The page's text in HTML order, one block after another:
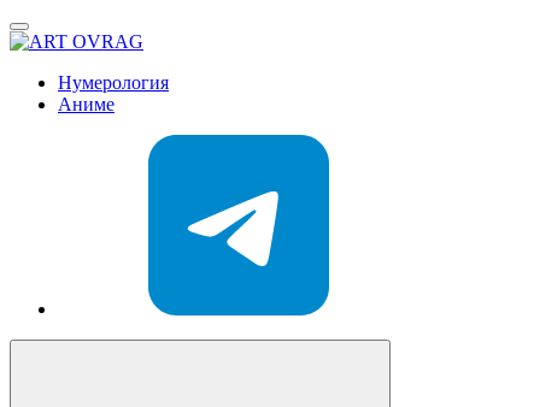
Нумерология
Аниме